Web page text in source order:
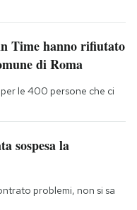
Time hanno rifiutato
di Roma
le 400 persone che ci
sospesa la
problemi, non si sa